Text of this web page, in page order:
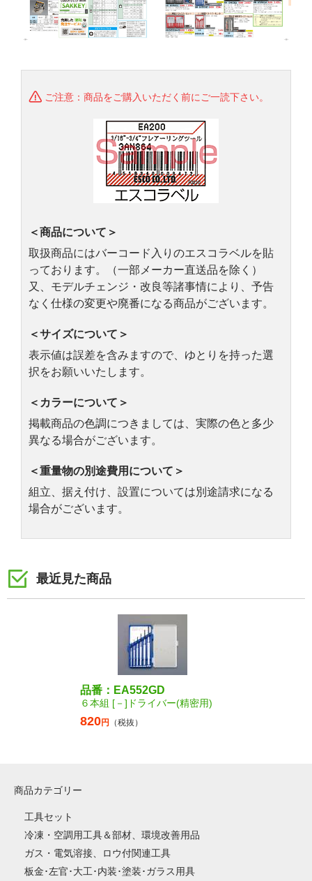
ご注意：商品をご購入いただく前にご一読下さい。
＜商品について＞
取扱商品にはバーコード入りのエスコラベルを貼
っております。（一部メーカー直送品を除く）
又、モデルチェンジ・改良等諸事情により、予告
なく仕様の変更や廃番になる商品がございます。
＜サイズについて＞
表示値は誤差を含みますので、ゆとりを持った選
択をお願いいたします。
＜カラーについて＞
掲載商品の色調につきましては、実際の色と多少
異なる場合がございます。
＜重量物の別途費用について＞
組立、据え付け、設置については別途請求になる
場合がございます。
最近見た商品
品番：EA552GD
６本組 [－]ドライバー(精密用)
820円 （税抜）
商品カテゴリー
工具セット
冷凍・空調用工具＆部材、環境改善用品
ガス・電気溶接、ロウ付関連工具
板金･左官･大工･内装･塗装･ガラス用具